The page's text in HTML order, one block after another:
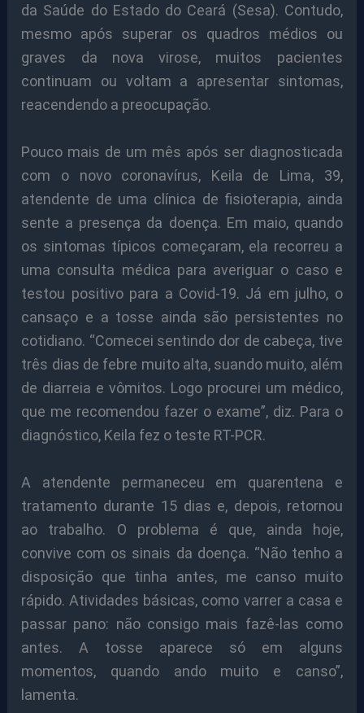
da Saúde do Estado do Ceará (Sesa). Contudo,
mesmo após superar os quadros médios ou
graves da nova virose, muitos pacientes
continuam ou voltam a apresentar sintomas,
reacendendo a preocupação.
Pouco mais de um mês após ser diagnosticada
com o novo coronavírus, Keila de Lima, 39,
atendente de uma clínica de fisioterapia, ainda
sente a presença da doença. Em maio, quando
os sintomas típicos começaram, ela recorreu a
uma consulta médica para averiguar o caso e
testou positivo para a Covid-19. Já em julho, o
cansaço e a tosse ainda são persistentes no
cotidiano. “Comecei sentindo dor de cabeça, tive
três dias de febre muito alta, suando muito, além
de diarreia e vômitos. Logo procurei um médico,
que me recomendou fazer o exame”, diz. Para o
diagnóstico, Keila fez o teste RT-PCR.
A atendente permaneceu em quarentena e
tratamento durante 15 dias e, depois, retornou
ao trabalho. O problema é que, ainda hoje,
convive com os sinais da doença. “Não tenho a
disposição que tinha antes, me canso muito
rápido. Atividades básicas, como varrer a casa e
passar pano: não consigo mais fazê-las como
antes. A tosse aparece só em alguns
momentos, quando ando muito e canso”,
lamenta.